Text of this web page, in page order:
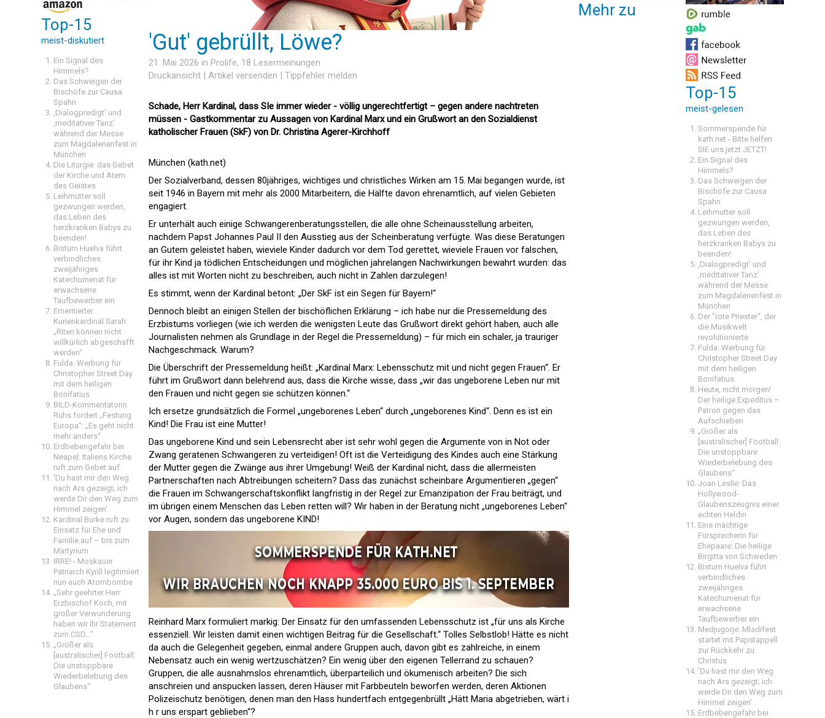
Top-15
meist-diskutiert
Ein Signal des
Himmels?
Das Schweigen der
Bischöfe zur Causa
Spahn
‚Dialogpredigt‘ und
‚meditativer Tanz’
während der Messe
zum Magdalenenfest in
München
Die Liturgie: das Gebet
der Kirche und Atem
des Geistes
Leihmutter soll
gezwungen werden,
das Leben des
herzkranken Babys zu
beenden!
Bistum Huelva führt
verbindliches
zweijähriges
Katechumenat für
erwachsene
Taufbewerber ein
Emeritierter
Kurienkardinal Sarah:
„Riten können nicht
willkürlich abgeschafft
werden“
Fulda: Werbung für
Christopher Street Day
mit dem heiligen
Bonifatius
BILD-Kommentatorin
Ruhs fordert „Festung
Europa“: „Es geht nicht
mehr anders“
Erdbebengefahr bei
Neapel: Italiens Kirche
ruft zum Gebet auf
'Du hast mir den Weg
nach Ars gezeigt; ich
werde Dir den Weg zum
Himmel zeigen'
Kardinal Burke ruft zu
Einsatz für Ehe und
Familie auf – bis zum
Martyrium
IRRE! - Moskauer
Patriarch Kyrill legitimiert
nun auch Atombombe
„Sehr geehrter Herr
Erzbischof Koch, mit
großer Verwunderung
haben wir Ihr Statement
zum CSD…“
„Größer als
[australischer] Football:
Die unstoppbare
Wiederbelebung des
Glaubens“
'Gut' gebrüllt, Löwe?
21. Mai 2026 in Prolife, 18 Lesermeinungen
Druckansicht | Artikel versenden | Tippfehler melden
Schade, Herr Kardinal, dass SIe immer wieder - völlig ungerechtfertigt – gegen andere nachtreten
müssen - Gastkommentar zu Aussagen von Kardinal Marx und ein Grußwort an den Sozialdienst
katholischer Frauen (SkF) von Dr. Christina Agerer-Kirchhoff
München (kath.net)
Der Sozialverband, dessen 80jähriges, wichtiges und christliches Wirken am 15. Mai begangen wurde, ist
seit 1946 in Bayern mit mehr als 2000 Mitarbeitern, die Hälfte davon ehrenamtlich, auf vielen Gebieten
engagiert.
Er unterhält auch einige Schwangerenberatungsstellen, die alle ohne Scheinausstellung arbeiten,
nachdem Papst Johannes Paul II den Ausstieg aus der Scheinberatung verfügte. Was diese Beratungen
an Gutem geleistet haben, wieviele Kinder dadurch vor dem Tod gerettet, wieviele Frauen vor falschen,
für ihr Kind ja tödlichen Entscheidungen und möglichen jahrelangen Nachwirkungen bewahrt wurden: das
alles ist mit Worten nicht zu beschreiben, auch nicht in Zahlen darzulegen!
Es stimmt, wenn der Kardinal betont: „Der SkF ist ein Segen für Bayern!“
Dennoch bleibt an einigen Stellen der bischöflichen Erklärung – ich habe nur die Pressemeldung des
Erzbistums vorliegen (wie ich werden die wenigsten Leute das Grußwort direkt gehört haben, auch alle
Journalisten nehmen als Grundlage in der Regel die Pressemeldung) – für mich ein schaler, ja trauriger
Nachgeschmack. Warum?
Die Überschrift der Pressemeldung heißt: „Kardinal Marx: Lebensschutz mit und nicht gegen Frauen“. Er
führt im Grußwort dann belehrend aus, dass die Kirche wisse, dass „wir das ungeborene Leben nur mit
den Frauen und nicht gegen sie schützen können.“
Ich ersetze grundsätzlich die Formel „ungeborenes Leben“ durch „ungeborenes Kind“. Denn es ist ein
Kind! Die Frau ist eine Mutter!
Das ungeborene Kind und sein Lebensrecht aber ist sehr wohl gegen die Argumente von in Not oder
Zwang geratenen Schwangeren zu verteidigen! Oft ist die Verteidigung des Kindes auch eine Stärkung
der Mutter gegen die Zwänge aus ihrer Umgebung! Weiß der Kardinal nicht, dass die allermeisten
Partnerschaften nach Abtreibungen scheitern? Dass das zunächst scheinbare Argumentieren „gegen“
die Frauen im Schwangerschaftskonflikt langfristig in der Regel zur Emanzipation der Frau beiträgt, und
im übrigen einem Menschen das Leben retten will? Wir haben in der Beratung nicht „ungeborenes Leben“
vor Augen, sondern das ungeborene KIND!
Reinhard Marx formuliert markig: Der Einsatz für den umfassenden Lebensschutz ist „für uns als Kirche
essenziell. Wir leisten damit einen wichtigen Beitrag für die Gesellschaft.“ Tolles Selbstlob! Hätte es nicht
da auch die Gelegenheit gegeben, einmal andere Gruppen auch, davon gibt es zahlreiche, in einem
Nebensatz auch ein wenig wertzuschätzen? Ein wenig über den eigenen Tellerrand zu schauen?
Gruppen, die alle ausnahmslos ehrenamtlich, überparteilich und ökumenisch arbeiten? Die sich
anschreien und anspucken lassen, deren Häuser mit Farbbeuteln beworfen werden, deren Aktionen
Polizeischutz benötigen, denen man den Hass hundertfach entgegenbrüllt „Hätt Maria abgetrieben, wärt i
h r uns erspart geblieben“?
Mehr zu
Top-15
meist-gelesen
Sommerspende für
kath.net - Bitte helfen
SIE uns jetzt JETZT!
Ein Signal des
Himmels?
Das Schweigen der
Bischöfe zur Causa
Spahn
Leihmutter soll
gezwungen werden,
das Leben des
herzkranken Babys zu
beenden!
‚Dialogpredigt‘ und
‚meditativer Tanz’
während der Messe
zum Magdalenenfest in
München
Der "rote Priester", der
die Musikwelt
revolutionierte
Fulda: Werbung für
Christopher Street Day
mit dem heiligen
Bonifatius
Heute, nicht morgen!
Der heilige Expeditus –
Patron gegen das
Aufschieben
„Größer als
[australischer] Football:
Die unstoppbare
Wiederbelebung des
Glaubens“
Joan Leslie: Das
Hollywood-
Glaubenszeugnis einer
echten Heldin
Eine mächtige
Fürsprecherin für
Ehepaare: Die heilige
Birgitta von Schweden
Bistum Huelva führt
verbindliches
zweijähriges
Katechumenat für
erwachsene
Taufbewerber ein
Medjugorje: Mladifest
startet mit Papstappell
zur Rückkehr zu
Christus
'Du hast mir den Weg
nach Ars gezeigt; ich
werde Dir den Weg zum
Himmel zeigen'
Erdbebengefahr bei